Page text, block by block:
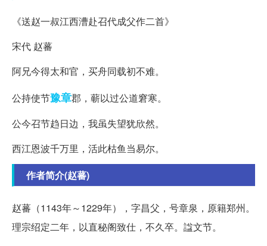
《送赵一叔江西漕赴召代成父作二首》
宋代 赵蕃
阿兄今得太和官，买舟同载初不难。
公持使节豫章郡，蕲以过公道窘寒。
公今召节趋日边，我虽失望犹欣然。
西江恩波千万里，活此枯鱼当易尔。
作者简介(赵蕃)
赵蕃（1143年～1229年），字昌父，号章泉，原籍郑州。
理宗绍定二年，以直秘阁致仕，不久卒。諡文节。